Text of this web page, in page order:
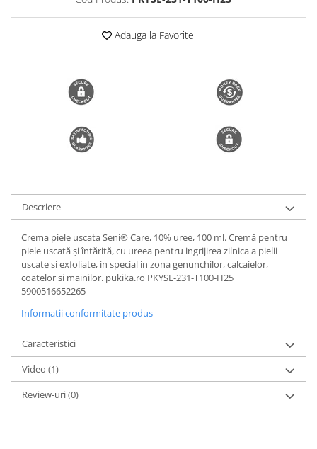
Trimmere si Fierastrae
Adauga la Favorite
Descriere
Crema piele uscata Seni® Care, 10% uree, 100 ml. Cremă pentru
piele uscată şi întărită, cu ureea pentru ingrijirea zilnica a pielii
uscate si exfoliate, in special in zona genunchilor, calcaielor,
coatelor si mainilor. pukika.ro PKYSE-231-T100-H25
5900516652265
Informatii conformitate produs
Caracteristici
Video (1)
Review-uri(0)